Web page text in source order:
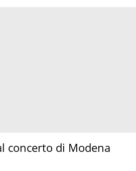
concerto di Modena